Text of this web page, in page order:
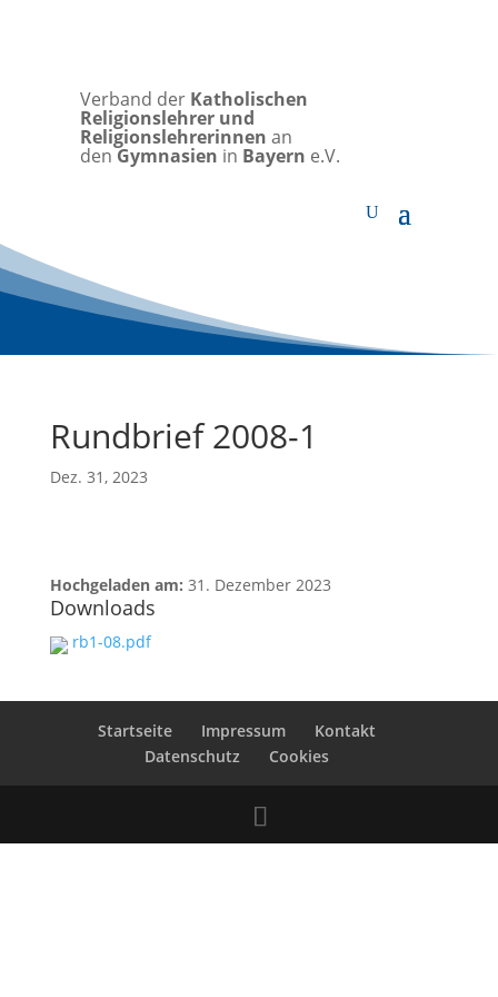
Verband der Katholischen
Religionslehrer und
Religionslehrerinnen an
denGymnasien in Bayern e.V.
Rundbrief 2008-1
Dez. 31, 2023
Hochgeladen am: 31. Dezember 2023
Downloads
rb1-08.pdf
Startseite Impressum
Kontakt
Datenschutz
Cookies